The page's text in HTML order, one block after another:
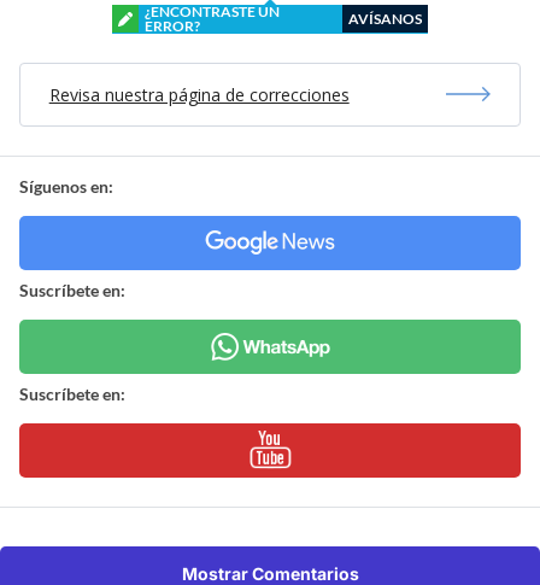
¿ENCONTRASTE UN
ERROR?
AVÍSANOS
Revisa nuestra página de correcciones
Síguenos en:
Suscríbete en:
Suscríbete en:
Mostrar Comentarios